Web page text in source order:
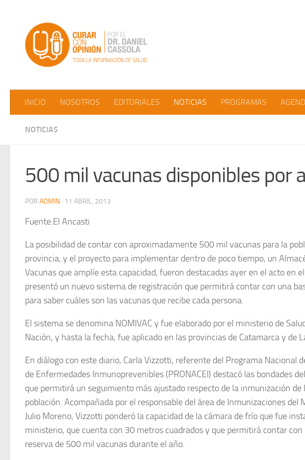
INICIO NOSOTROS EDITORIALES NOTICIAS PROGRAMAS
NOTICIAS
500 mil vacunas disponibles por
POR ADMIN · 11 ABRIL, 2013
Fuente:El Ancasti
La posibilidad de contar con aproximadamente 500 mil vacunas para la
provincia, y el proyecto para implementar dentro de poco tiempo, un
Vacunas que amplíe esta capacidad, fueron destacadas ayer en el acto en
presentó un nuevo sistema de registración que permitirá contar con una
para saber cuáles son las vacunas que recibe cada persona.
El sistema se denomina NOMIVAC y fue elaborado por el ministerio de
Nación, y hasta la fecha, fue aplicado en las provincias de Catamarca y de
En diálogo con este diario, Carla Vizzotti, referente del Programa Nacional
de Enfermedades Inmunoprevenibles (PRONACEI) destacó las bondades
que permitirá un seguimiento más ajustado respecto de la inmunización de
población. Acompañada por el responsable del área de Inmunizaciones del
Julio Moreno, Vizzotti ponderó la capacidad de la cámara de frío que fue
ministerio, que cuenta con 30 metros cuadrados y que permitirá contar con
reserva de 500 mil vacunas durante el año.